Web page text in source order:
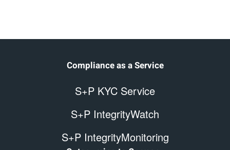
Compliance as a Service
S+P KYC Service
S+P IntegrityWatch
S+P IntegrityMonitoring